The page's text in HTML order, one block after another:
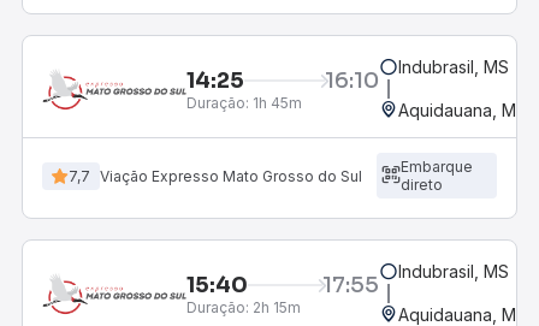
14:25 16:10
Duração: 1h 45m
Indubrasil, MS
Aquidauana, MS
7,7 Viação Expresso Mato Grosso do Sul
Embarque
direto
15:40 17:55
Duração: 2h 15m
Indubrasil, MS
Aquidauana, MS